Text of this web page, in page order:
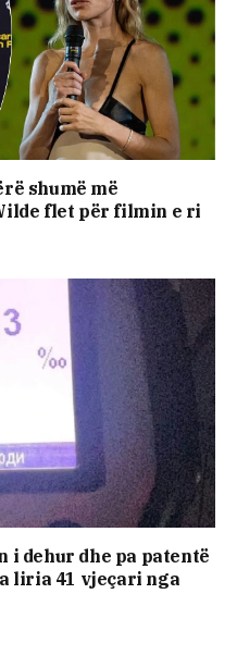
shumë më
flet për filmin e ri
i dehur dhe pa patentë
liria 41 vjeçari nga